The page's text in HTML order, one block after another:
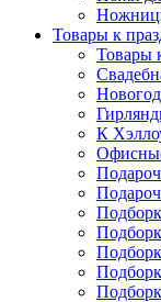
Товары к
Товары
К